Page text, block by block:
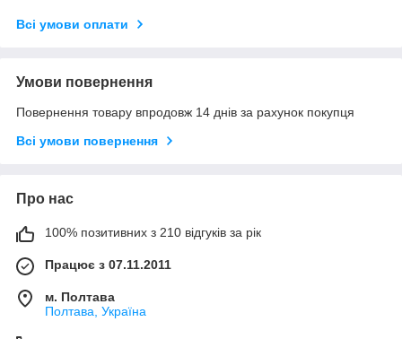
Всі умови оплати
Умови повернення
Повернення товару впродовж 14 днів за рахунок покупця
Всі умови повернення
Про нас
100% позитивних з 210 відгуків за рік
Працює з 07.11.2011
м. Полтава
Полтава, Україна